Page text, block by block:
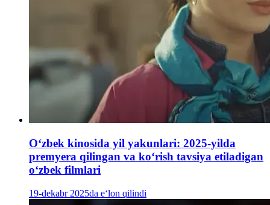
Oʻzbek kinosida yil yakunlari: 2025-yilda
premyera qilingan va koʻrish tavsiya etiladigan
oʻzbek filmlari
19-dekabr 2025da e‘lon qilindi